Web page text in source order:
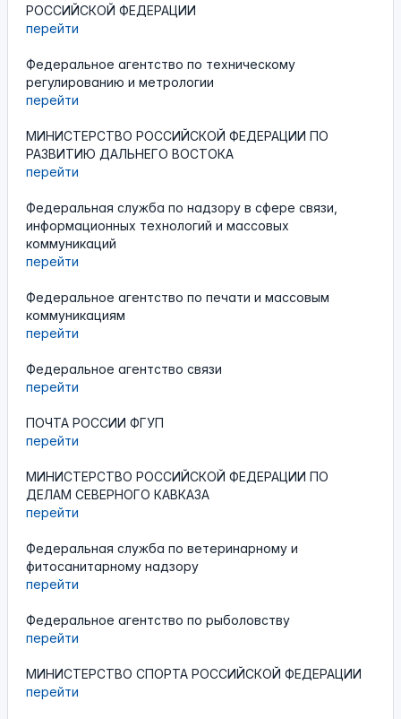
РОССИЙСКОЙ ФЕДЕРАЦИИ
перейти
Федеральное агентство по техническому
регулированию и метрологии
перейти
МИНИСТЕРСТВО РОССИЙСКОЙ ФЕДЕРАЦИИ ПО
РАЗВИТИЮ ДАЛЬНЕГО ВОСТОКА
перейти
Федеральная служба по надзору в сфере связи,
информационных технологий и массовых
коммуникаций
перейти
Федеральное агентство по печати и массовым
коммуникациям
перейти
Федеральное агентство связи
перейти
ПОЧТА РОССИИ ФГУП
перейти
МИНИСТЕРСТВО РОССИЙСКОЙ ФЕДЕРАЦИИ ПО
ДЕЛАМ СЕВЕРНОГО КАВКАЗА
перейти
Федеральная служба по ветеринарному и
фитосанитарному надзору
перейти
Федеральное агентство по рыболовству
перейти
МИНИСТЕРСТВО СПОРТА РОССИЙСКОЙ ФЕДЕРАЦИИ
перейти